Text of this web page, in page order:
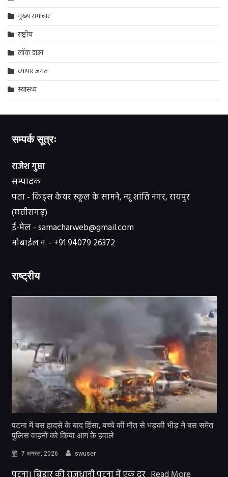
मुख्य समाचार
राष्ट्रीय
लॉक डाउन
व्यापार जगत
स्वास्थ्य
सम्पर्क सूत्रः
राजेश गुप्ता
सम्पादक
पता - किड्स केयर स्कूल के सामने, न्यू शांति नगर, रायपुर
(छत्तीसगढ़)
ई-मेल - samacharweb@gmail.com
मोबाईल न. - +91 94079 26372
राष्ट्रीय
पटना में बस हादसे के बाद हिंसा, बच्चे की मौत से भड़की भीड़ ने बस समेत
पुलिस वाहनों को किया आग के हवाले
7 अगस्त, 2026 swuser